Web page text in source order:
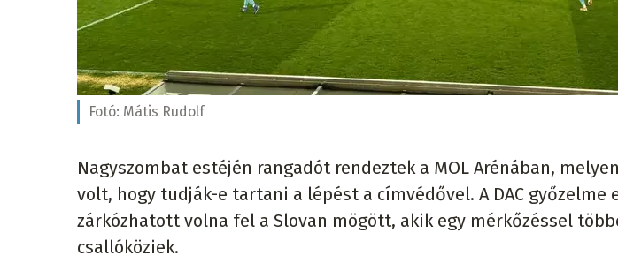
Fotó: Mátis Rudolf
Nagyszombat estéjén rangadót rendeztek a MOL Arénában,
volt, hogy tudják-e tartani a lépést a címvédővel. A DAC győzelme
zárkózhatott volna fel a Slovan mögött, akik egy mérkőzéssel
csallóköziek.